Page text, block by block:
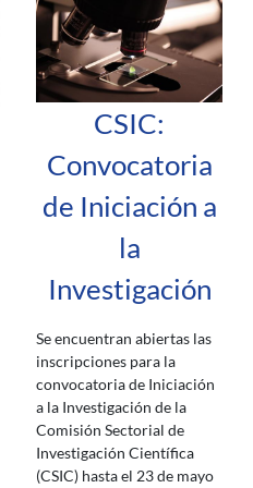
CSIC:
Convocatoria
de Iniciación a
la
Investigación
Se encuentran abiertas las
inscripciones para la
convocatoria de Iniciación
a la Investigación de la
Comisión Sectorial de
Investigación Científica
(CSIC) hasta el 23 de mayo